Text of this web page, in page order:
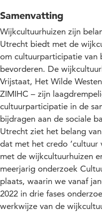
Samenvatting
Wijkcultuurhuizen zijn
Utrecht biedt met de
om cultuurparticipatie van
bevorderen. De
Vrijstaat, Het Wilde
ZIMIHC – zijn
cultuurparticipatie in de
bijdragen aan de sociale
Utrecht ziet het belang
dat met het credo ‘cultuur
met de wijkcultuurhuizen
meerjarig onderzoek
plaats, waarin we vanaf
2022 in drie fases
werkwijze van de